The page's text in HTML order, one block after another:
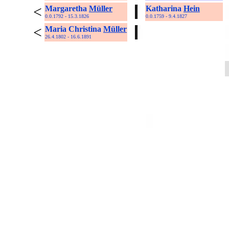
< Margaretha Müller
0.0.1792 - 15.3.1826
Katharina Hein
0.0.1759 - 9.4.1827
< Maria Christina Müller
26.4.1802 - 16.6.1891